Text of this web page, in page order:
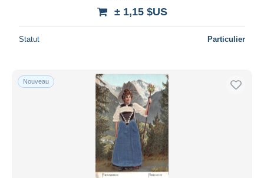
± 1,15 $US
Statut Particulier
Nouveau